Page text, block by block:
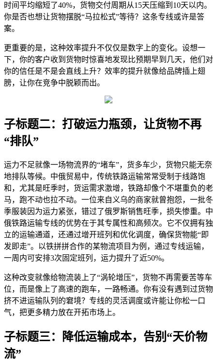
时间平均缩短了40%，货物交付周期从15天压缩到10天以内。
你是否也想让货物摆脱“马拉松式”等待？这条专线或许是答
案。
更重要的是，这种效率提升不仅仅是数字上的变化。设想一
下，你的客户收到货物时惊喜地发现比预期早到几天，他们对
你的信任是不是会直线上升？效率的提升就像给品牌插上翅
膀，让你在竞争中脱颖而出。
子标题二：打破运力瓶颈，让货物不再
“排队”
运力不足就像一场物流界的“堵车”，货多车少，货物只能无奈
地排队等候。中俄贸易中，传统铁路运输常常受制于线路饱
和，尤其是旺季时，货运需求激增，铁路却像个不堪重负的老
马，跑不动也拉不动。一位来自义乌的商家就曾抱怨，一批冬
季服装因为运力紧张，错过了俄罗斯销售旺季，损失惨重。中
俄铁路运输专线的优势在于其专属性和高频次。它不仅拥有独
立的运输通道，还通过增开班列和优化调度，确保货物能“即
发即走”。以铁拼拼合作的某物流项目为例，通过专线运输，
一周内可安排3次固定班列，运力提升了近50%。
这种改变就像给物流装上了“涡轮增压”，货物不再需要苦等车
位，而是像上了高速的跑车，一路畅通。你有没有遇到过货物
挤不进运输队列的窘境？专线的灵活调度或许能让你松一口
气，把更多精力放在开拓市场上。
子标题三：降低运输成本，告别“天价物
流”